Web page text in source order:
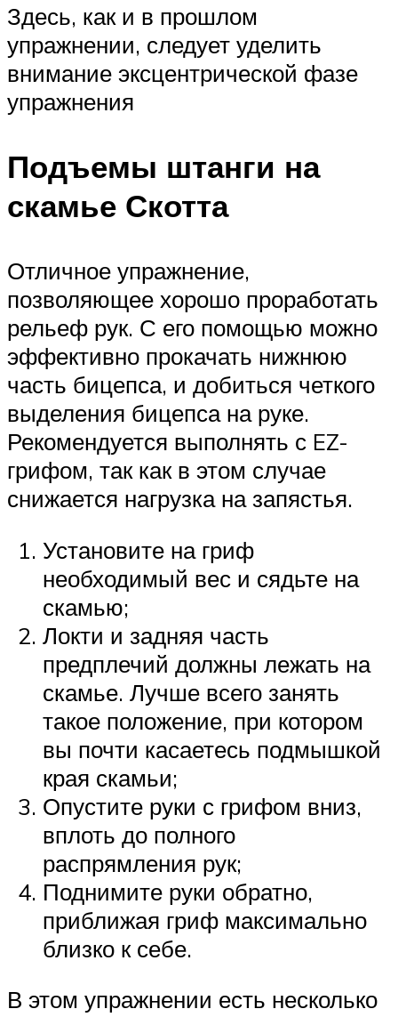
Здесь, как и в прошлом
упражнении, следует уделить
внимание эксцентрической фазе
упражнения
Подъемы штанги на
скамье Скотта
Отличное упражнение,
позволяющее хорошо проработать
рельеф рук. С его помощью можно
эффективно прокачать нижнюю
часть бицепса, и добиться четкого
выделения бицепса на руке.
Рекомендуется выполнять с EZ-
грифом, так как в этом случае
снижается нагрузка на запястья.
Установите на гриф
необходимый вес и сядьте на
скамью;
Локти и задняя часть
предплечий должны лежать на
скамье. Лучше всего занять
такое положение, при котором
вы почти касаетесь подмышкой
края скамьи;
Опустите руки с грифом вниз,
вплоть до полного
распрямления рук;
Поднимите руки обратно,
приближая гриф максимально
близко к себе.
В этом упражнении есть несколько